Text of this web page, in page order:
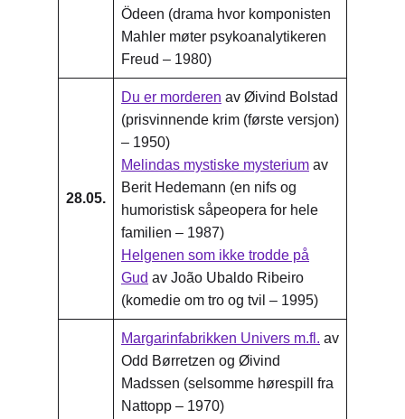
Ödeen (drama hvor komponisten
Mahler møter psykoanalytikeren
Freud – 1980)
28.05.
Du er morderen av Øivind Bolstad
(prisvinnende krim (første versjon)
– 1950)
Melindas mystiske mysterium av
Berit Hedemann (en nifs og
humoristisk såpeopera for hele
familien – 1987)
Helgenen som ikke trodde på
Gud av João Ubaldo Ribeiro
(komedie om tro og tvil – 1995)
Margarinfabrikken Univers m.fl. av
Odd Børretzen og Øivind
Madssen (selsomme hørespill fra
Nattopp – 1970)